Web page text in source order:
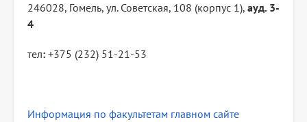
246028, Гомель, ул. Советская, 108 (корпус 1), ауд. 3-
4
тел: +375 (232) 51-21-53
Информация по факультетам главном сайте